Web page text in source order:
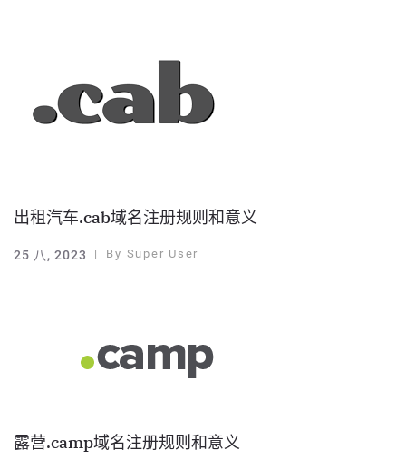
出租汽车.cab域名注册规则和意义
25 八, 2023 By Super User
露营.camp域名注册规则和意义